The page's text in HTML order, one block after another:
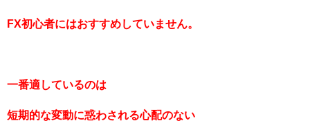
FX初心者にはおすすめしていません。
一番適しているのは
短期的な変動に惑わされる心配のない